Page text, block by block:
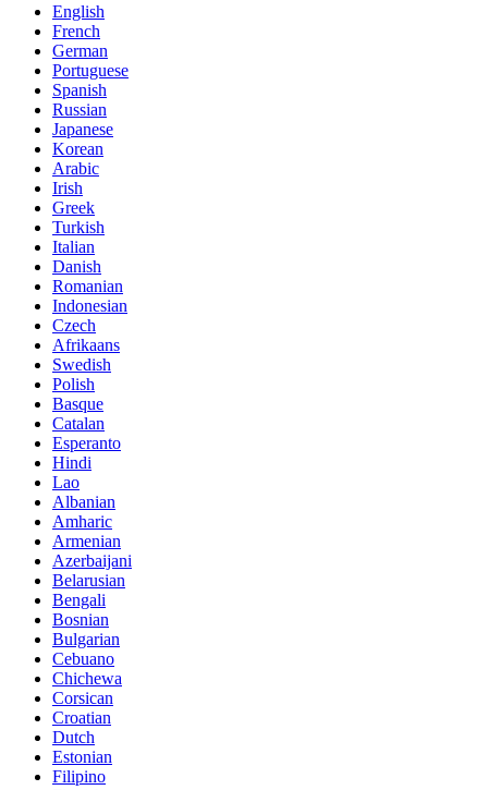
English
French
German
Portuguese
Spanish
Russian
Japanese
Korean
Arabic
Irish
Greek
Turkish
Italian
Danish
Romanian
Indonesian
Czech
Afrikaans
Swedish
Polish
Basque
Catalan
Esperanto
Hindi
Lao
Albanian
Amharic
Armenian
Azerbaijani
Belarusian
Bengali
Bosnian
Bulgarian
Cebuano
Chichewa
Corsican
Croatian
Dutch
Estonian
Filipino